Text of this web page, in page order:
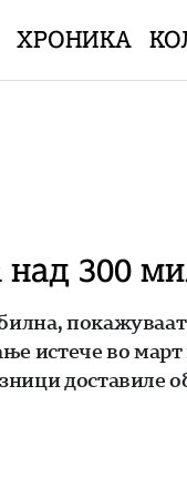
ХРОНИКА
над 300
истече во